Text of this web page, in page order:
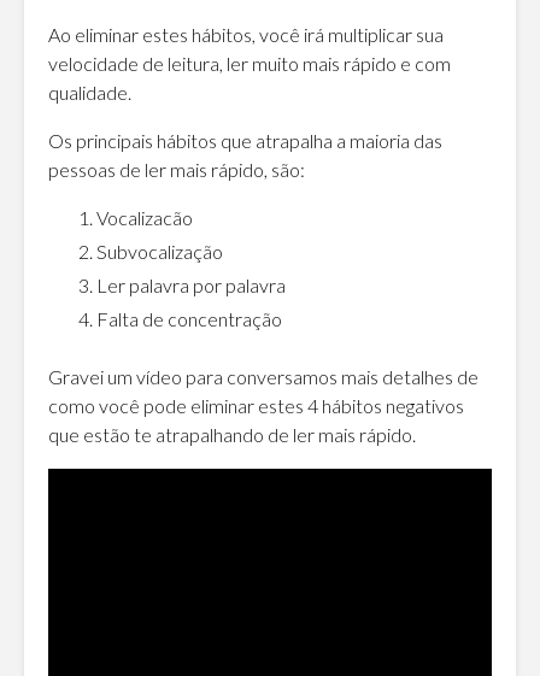
Ao eliminar estes hábitos, você irá multiplicar sua
velocidade de leitura, ler muito mais rápido e com
qualidade.
Os principais hábitos que atrapalha a maioria das
pessoas de ler mais rápido, são:
Vocalizacão
Subvocalização
Ler palavra por palavra
Falta de concentração
Gravei um vídeo para conversamos mais detalhes de
como você pode eliminar estes 4 hábitos negativos
que estão te atrapalhando de ler mais rápido.